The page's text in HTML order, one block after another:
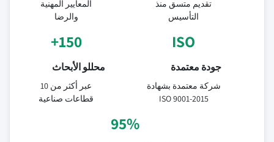
تقديم متسق منذ
التأسيس
المعايير المهنية
والرضا
ISO
جودة معتمدة
شركة معتمدة بشهادة
ISO 9001-2015
150+
محللو الأبحاث
عبر أكثر من 10
قطاعات صناعية
95%